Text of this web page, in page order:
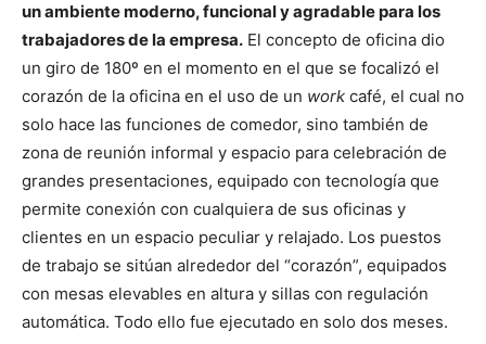
un ambiente moderno, funcional y agradable para los
trabajadores de la empresa. El concepto de oficina dio
un giro de 180º en el momento en el que se focalizó el
corazón de la oficina en el uso de un work café, el cual no
solo hace las funciones de comedor, sino también de
zona de reunión informal y espacio para celebración de
grandes presentaciones, equipado con tecnología que
permite conexión con cualquiera de sus oficinas y
clientes en un espacio peculiar y relajado. Los puestos
de trabajo se sitúan alrededor del “corazón”, equipados
con mesas elevables en altura y sillas con regulación
automática. Todo ello fue ejecutado en solo dos meses.